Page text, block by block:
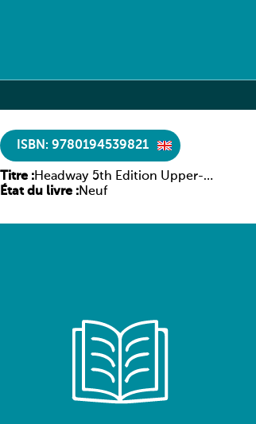
ISBN: 9780194539821
Titre :Headway 5th Edition Upper-
intermediate Culture and
État du livre :Neuf